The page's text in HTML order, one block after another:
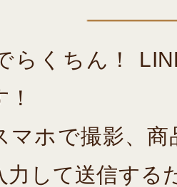
らくちん！
マホで撮影、
力して送信する